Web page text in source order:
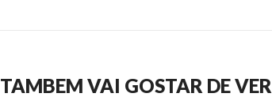
TAMBÉM VAI GOSTAR DE VER